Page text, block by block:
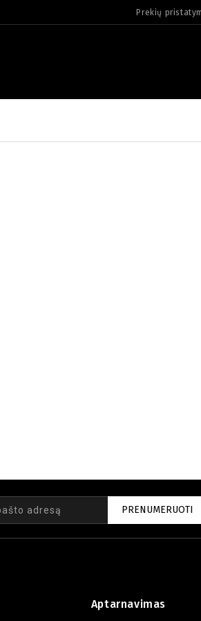
Prekių
PRENUMERUOTI
Aptarnavimas